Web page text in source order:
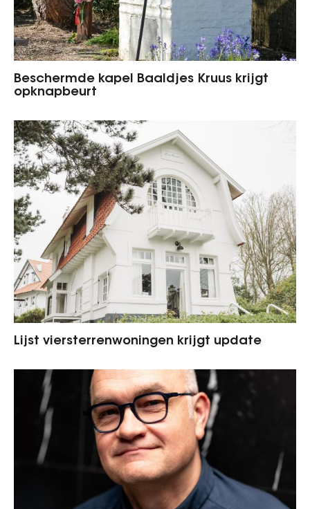
Beschermde kapel Baaldjes Kruus krijgt
opknapbeurt
Lijst viersterrenwoningen krijgt update